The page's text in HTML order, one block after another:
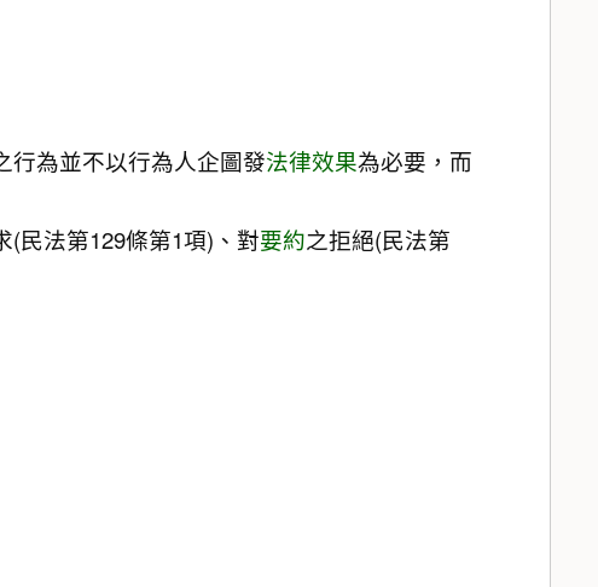
行為並不以行為人企圖發法律效果為必要，而
(民法第129條第1項)、對要約之拒絕(民法第